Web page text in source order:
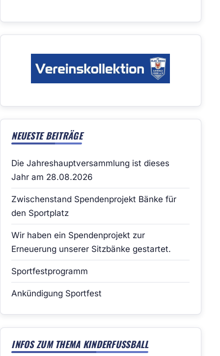
NEUESTE BEITRÄGE
Die Jahreshauptversammlung ist dieses
Jahr am 28.08.2026
Zwischenstand Spendenprojekt Bänke für
den Sportplatz
Wir haben ein Spendenprojekt zur
Erneuerung unserer Sitzbänke gestartet.
Sportfestprogramm
Ankündigung Sportfest
INFOS ZUM THEMA KINDERFUSSBALL